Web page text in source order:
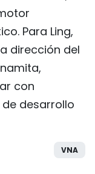
Para Ling,
dirección del
con
desarrollo
VNA